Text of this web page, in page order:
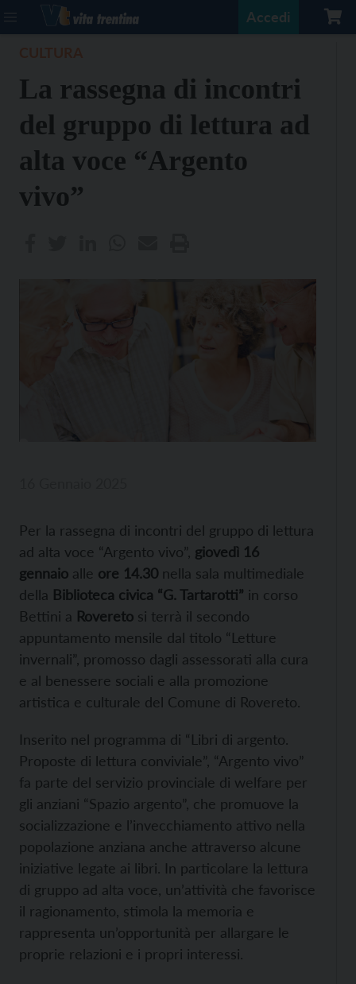
Accedi
La rassegna di incontri
del gruppo di lettura ad
alta voce “Argento
vivo”
Per la rassegna di incontri del gruppo di lettura
ad alta voce “Argento vivo”, giovedì 16
gennaio alle ore 14.30 nella sala multimediale
della Biblioteca civica “G. Tartarotti” in corso
Bettini a Rovereto si terrà il secondo
appuntamento mensile dal titolo “Letture
invernali”, promosso dagli assessorati alla cura
e al benessere sociali e alla promozione
artistica e culturale del Comune di Rovereto.
Inserito nel programma di “Libri di argento.
Proposte di lettura conviviale”, “Argento vivo”
fa parte del servizio provinciale di welfare per
gli anziani “Spazio argento”, che promuove la
socializzazione e l’invecchiamento attivo nella
popolazione anziana anche attraverso alcune
iniziative legate ai libri. In particolare la lettura
di gruppo ad alta voce, un’attività che favorisce
il ragionamento, stimola la memoria e
rappresenta un’opportunità per allargare le
proprie relazioni e i propri interessi.